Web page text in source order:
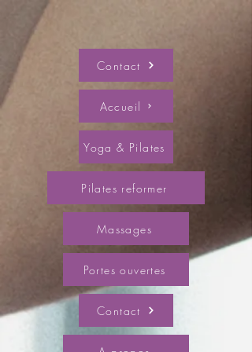
Accueil
Contact
Contact
Yoga & Pilates
Pilates reformer
Massages
Portes ouvertes